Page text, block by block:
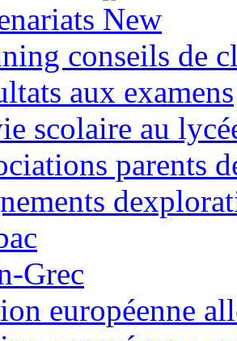
conseils de
aux examens
scolaire au
parents
Grec
européenne